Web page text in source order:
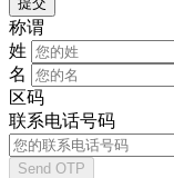
称谓
姓
名
区码
联系电话号码
Send OTP